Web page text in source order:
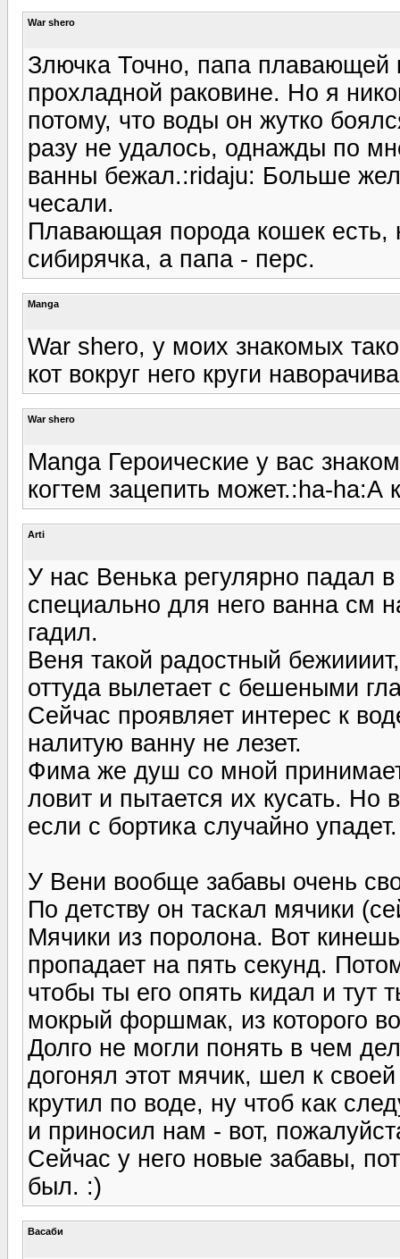
War shero
Злючка Точно, папа плавающей
прохладной раковине. Но я
потому, что воды он жутко
разу не удалось, однажды по
ванны бежал.:ridaju: Больше
чесали.
Плавающая порода кошек
сибирячка, а папа - перс.
Manga
War shero, у моих знакомых
кот вокруг него круги
War shero
Manga Героические у вас
когтем зацепить может.:ha-ha:А
Arti
У нас Венька регулярно падал в
специально для него ванна см
гадил.
Веня такой радостный
оттуда вылетает с бешеными
Сейчас проявляет интерес к
налитую ванну не лезет.
Фима же душ со мной
ловит и пытается их кусать. Но
если с бортика случайно упадет.
У Вени вообще забавы очень
По детству он таскал мячики
Мячики из поролона. Вот
пропадает на пять секунд.
чтобы ты его опять кидал и тут
мокрый форшмак, из которого
Долго не могли понять в чем
догонял этот мячик, шел к
крутил по воде, ну чтоб как
и приносил нам - вот,
Сейчас у него новые забавы,
был. :)
Васаби